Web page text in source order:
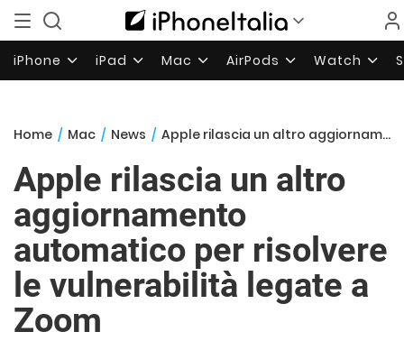
iPhone iPad Mac AirPods Watch
Home / Mac / News / Apple rilascia un altro aggiornamento automatico per risolvere le vulnerabilità legate a Zoom
Apple rilascia un altro
aggiornamento
automatico per risolvere
le vulnerabilità legate a
Zoom